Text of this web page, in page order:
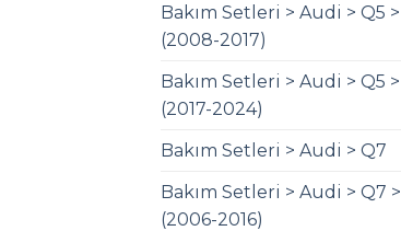
Bakım Setleri > Audi > Q5 >
(2008-2017)
Bakım Setleri > Audi > Q5 >
(2017-2024)
Bakım Setleri > Audi > Q7
Bakım Setleri > Audi > Q7 >
(2006-2016)